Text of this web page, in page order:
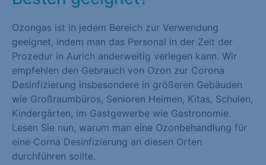
Ozongas ist in jedem Bereich zur Verwendung
geeignet, indem man das Personal in der Zeit der
Prozedur in Aurich anderweitig verlegen kann. Wir
empfehlen den Gebrauch von Ozon zur Corona
Desinfizierung insbesondere in größeren Gebäuden
wie Großraumbüros, Senioren Heimen, Kitas, Schulen,
Kindergärten, im Gastgewerbe wie Gastronomie.
Lesen Sie nun, warum man eine Ozonbehandlung für
eine Corna Desinfizierung an diesen Orten
durchführen sollte.